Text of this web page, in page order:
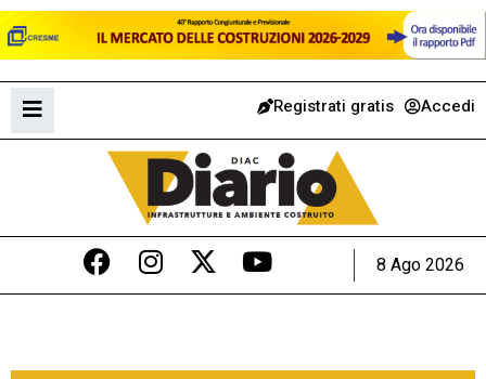
Registrati gratis Accedi
8 Ago 2026